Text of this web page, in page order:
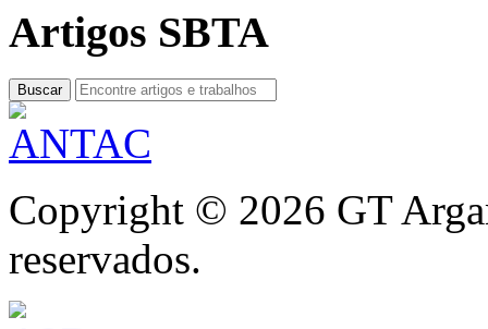
Artigos SBTA
Buscar
Copyright © 2026 GT
reservados.